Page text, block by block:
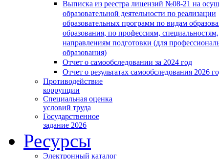
Выписка из реестра лицензий №08-21 на
образовательной деятельности по реализации
образовательных программ по видам
образования, по профессиям, специальностям,
направлениям подготовки (для
образования)
Отчет о самообследовании за 2024 год
Отчет о результатах самообследования 2026
Противодействие
коррупции
Специальная оценка
условий труда
Государственное
задание 2026
Ресурсы
Электронный каталог